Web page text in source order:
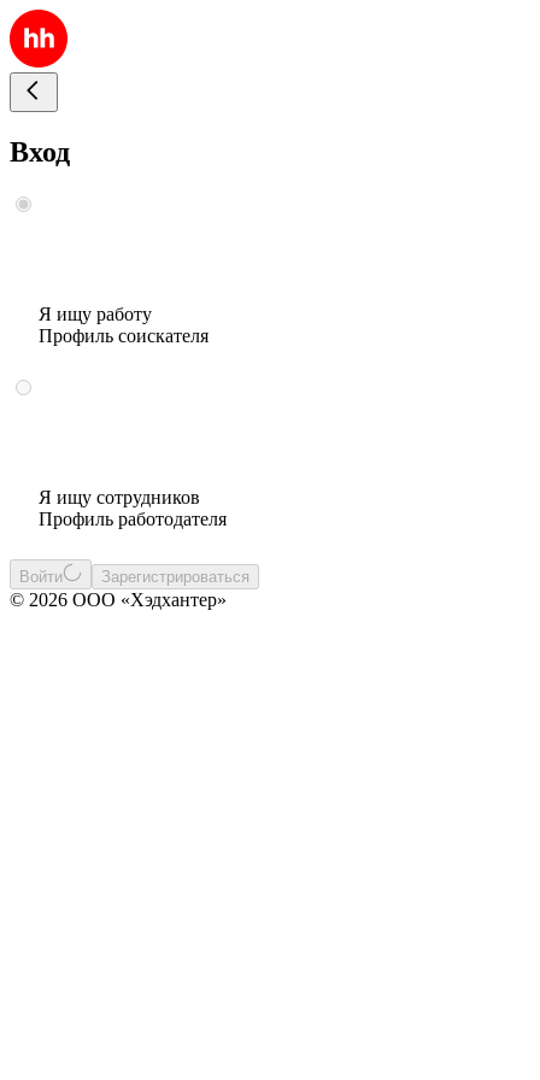
Вход
Я ищу работу
Профиль соискателя
Я ищу сотрудников
Профиль работодателя
Войти Зарегистрироваться
© 2026 ООО «Хэдхантер»